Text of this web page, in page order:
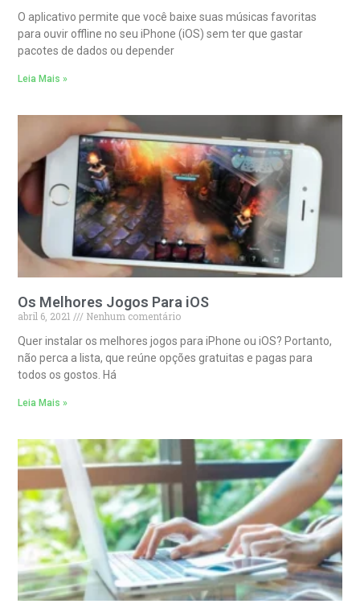
O aplicativo permite que você baixe suas músicas favoritas
para ouvir offline no seu iPhone (iOS) sem ter que gastar
pacotes de dados ou depender
Leia Mais »
Os Melhores Jogos Para iOS
abril 6, 2021
Nenhum comentário
Quer instalar os melhores jogos para iPhone ou iOS? Portanto,
não perca a lista, que reúne opções gratuitas e pagas para
todos os gostos. Há
Leia Mais »